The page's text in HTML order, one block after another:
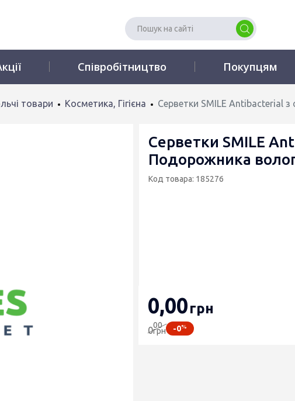
Співробітництво Покупцям
товари Косметика, Гігієна Серветки SMILE Antibacterial
Серветки SMILE
Подорожника
Код товара: 185276
0,00грн
000
грн -0%